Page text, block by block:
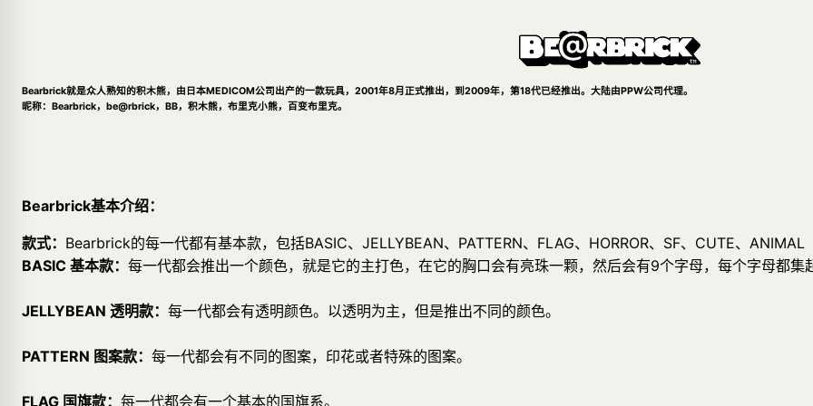
Bearbrick就是众人熟知的积木熊，由日本MEDICOM公司出产的一款玩具，2001年8月正式推出，到2009年，第18代已经推出。大陆由PPW公司代理。
昵称：Bearbrick，be@rbrick，BB，积木熊，布里克小熊，百变布里克。
Bearbrick基本介绍：
款式： Bearbrick的每一代都有基本款，包括BASIC、JELLYBEAN、PATTERN、FLAG、HORROR、SF、CUTE、ANIMAL
BASIC 基本款： 每一代都会推出一个颜色，就是它的主打色，在它的胸口会有亮珠一颗，然后会有9个字母，每个字母都集
JELLYBEAN 透明款： 每一代都会有透明颜色。以透明为主，但是推出不同的颜色。
PATTERN 图案款： 每一代都会有不同的图案，印花或者特殊的图案。
FLAG 国旗款： 每一代都会有一个基本的国旗系。